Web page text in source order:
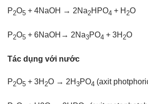
P2O5 + 4NaOH → 2Na2HPO4 + H 2O
P2O5 + 6NaOH→ 2Na3PO4 + 3H 2O
Tác dụng với nước
P2O5 + 3H 2O → 2H 3PO4 (axit